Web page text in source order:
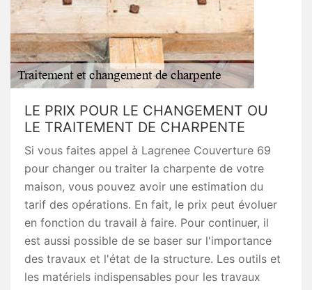
LE PRIX POUR LE CHANGEMENT OU
LE TRAITEMENT DE CHARPENTE
Si vous faites appel à Lagrenee Couverture 69
pour changer ou traiter la charpente de votre
maison, vous pouvez avoir une estimation du
tarif des opérations. En fait, le prix peut évoluer
en fonction du travail à faire. Pour continuer, il
est aussi possible de se baser sur l'importance
des travaux et l'état de la structure. Les outils et
les matériels indispensables pour les travaux